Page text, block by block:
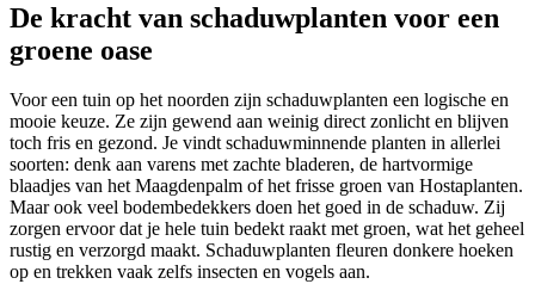
De kracht van schaduwplanten voor een
groene oase
Voor een tuin op het noorden zijn schaduwplanten een logische en
mooie keuze. Ze zijn gewend aan weinig direct zonlicht en blijven
toch fris en gezond. Je vindt schaduwminnende planten in allerlei
soorten: denk aan varens met zachte bladeren, de hartvormige
blaadjes van het Maagdenpalm of het frisse groen van Hostaplanten.
Maar ook veel bodembedekkers doen het goed in de schaduw. Zij
zorgen ervoor dat je hele tuin bedekt raakt met groen, wat het geheel
rustig en verzorgd maakt. Schaduwplanten fleuren donkere hoeken
op en trekken vaak zelfs insecten en vogels aan.